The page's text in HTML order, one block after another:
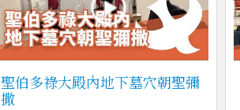
聖伯多祿大殿內地下墓穴朝聖彌
撒